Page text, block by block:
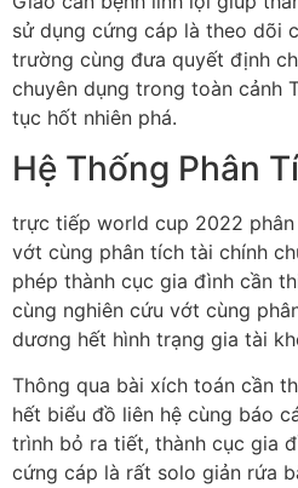
sử dụng cứng cáp là theo dõi
trường cùng đưa quyết định
chuyên dụng trong toàn cảnh
tục hốt nhiên phá.
Hệ Thống Phân
trực tiếp world cup 2022
vớt cùng phân tích tài chính
phép thành cục gia đình cần
cùng nghiên cứu vớt cùng
dương hết hình trạng gia tài
Thông qua bài xích toán cần
hết biểu đồ liên hệ cùng báo
trình bỏ ra tiết, thành cục gia
cứng cáp là rất solo giản rứa